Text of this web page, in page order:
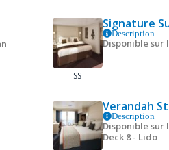
SS
Signature
Description
Disponible sur
Verandah
Description
Disponible sur
Deck 8 - Lido